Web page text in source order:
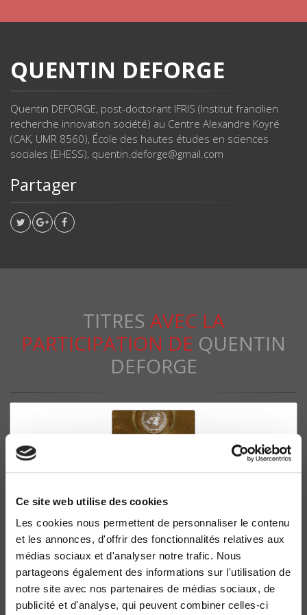
Ce site web utilise des cookies
Les cookies nous permettent de personnaliser le contenu
et les annonces, d'offrir des fonctionnalités relatives aux
médias sociaux et d'analyser notre trafic. Nous
partageons également des informations sur l'utilisation de
notre site avec nos partenaires de médias sociaux, de
publicité et d'analyse, qui peuvent combiner celles-ci
QUENTIN DEFORGE
Quentin DEFORGE, post-doctorant IFRIS (Institut francilien
recherche innovation société) au Centre Alexandre Koyré
(CAK, UMR 8560), École des hautes études en sciences
sociales (EHESS), quentin.deforge@gmail.com
Partager
TITRES AVEC LA
PARTICIPATION DE QUENTIN
DEFORGE
L'assemblée générale des Nations unies
Une institution politique mondiale
Guillaume Devin, Franck Petiteville